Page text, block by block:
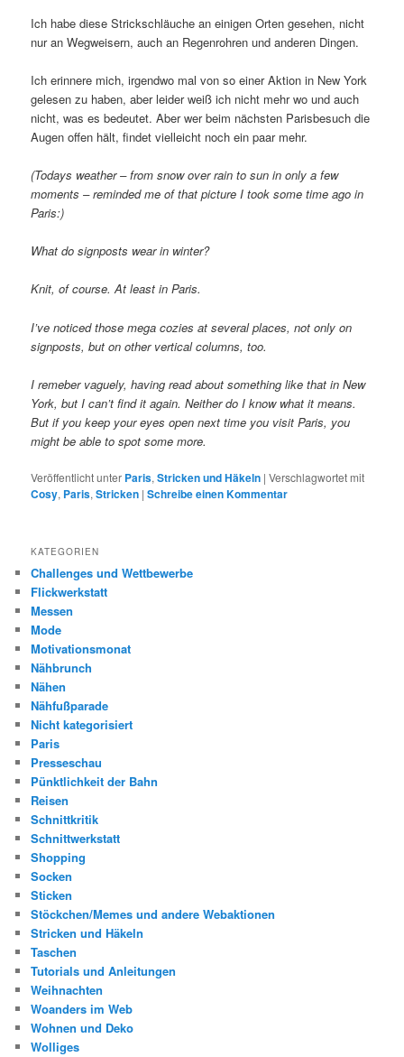
Ich habe diese Strickschläuche an einigen Orten gesehen, nicht
nur an Wegweisern, auch an Regenrohren und anderen Dingen.
Ich erinnere mich, irgendwo mal von so einer Aktion in New York
gelesen zu haben, aber leider weiß ich nicht mehr wo und auch
nicht, was es bedeutet. Aber wer beim nächsten Parisbesuch die
Augen offen hält, findet vielleicht noch ein paar mehr.
(Todays weather – from snow over rain to sun in only a few
moments – reminded me of that picture I took some time ago in
Paris:)
What do signposts wear in winter?
Knit, of course. At least in Paris.
I’ve noticed those mega cozies at several places, not only on
signposts, but on other vertical columns, too.
I remeber vaguely, having read about something like that in New
York, but I can’t find it again. Neither do I know what it means.
But if you keep your eyes open next time you visit Paris, you
might be able to spot some more.
Veröffentlicht unter Paris,Stricken und Häkeln |Verschlagwortet mit
Cosy, Paris,Stricken |Schreibe einen Kommentar
KATEGORIEN
Challenges und Wettbewerbe
Flickwerkstatt
Messen
Mode
Motivationsmonat
Nähbrunch
Nähen
Nähfußparade
Nicht kategorisiert
Paris
Presseschau
Pünktlichkeit der Bahn
Reisen
Schnittkritik
Schnittwerkstatt
Shopping
Socken
Sticken
Stöckchen/Memes und andere Webaktionen
Stricken und Häkeln
Taschen
Tutorials und Anleitungen
Weihnachten
Woanders im Web
Wohnen und Deko
Wolliges